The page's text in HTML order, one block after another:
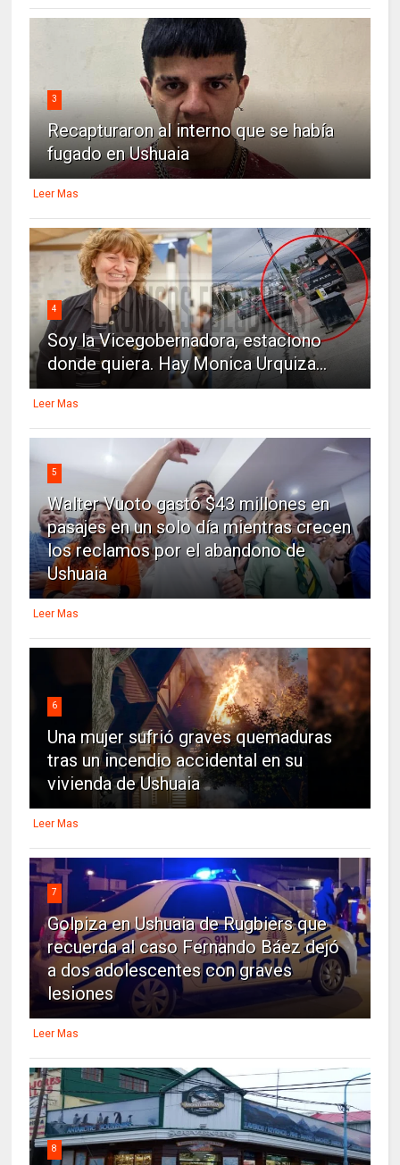
3
Recapturaron al interno que se había
fugado en Ushuaia
Leer Mas
4
Soy la Vicegobernadora, estaciono
donde quiera. Hay Monica Urquiza...
Leer Mas
5
Walter Vuoto gastó $43 millones en
pasajes en un solo día mientras crecen
los reclamos por el abandono de
Ushuaia
Leer Mas
6
Una mujer sufrió graves quemaduras
tras un incendio accidental en su
vivienda de Ushuaia
Leer Mas
7
Golpiza en Ushuaia de Rugbiers que
recuerda al caso Fernando Báez dejó
a dos adolescentes con graves
lesiones
Leer Mas
8